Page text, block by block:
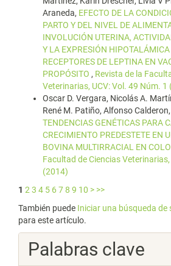
Araneda, EFECTO DE LA
PARTO Y DEL NIVEL DE
INVOLUCIÓN UTERINA,
Y LA EXPRESIÓN
RECEPTORES DE LEPTINA EN
PROPÓSITO , Revista de la
Veterinarias, UCV: Vol. 49 Núm. 1
Oscar D. Vergara, Nicolás A.
René M. Patiño, Alfonso Calderon,
TENDENCIAS GENÉTICAS PARA
CRECIMIENTO PREDESTETE EN
BOVINA MULTIRRACIAL EN
Facultad de Ciencias
(2014)
1 2 3 4 5 678 9 10 > >>
También puede Iniciar una búsqueda
para este artículo.
Palabras clave